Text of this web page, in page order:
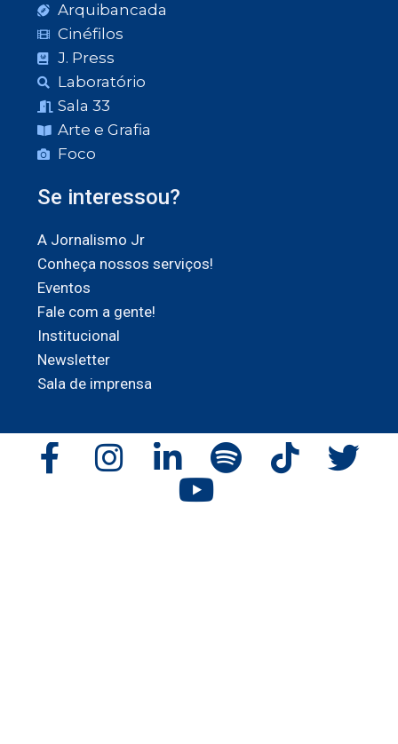
Arquibancada
Cinéfilos
J. Press
Laboratório
Sala 33
Arte e Grafia
Foco
Se interessou?
A Jornalismo Jr
Conheça nossos serviços!
Eventos
Fale com a gente!
Institucional
Newsletter
Sala de imprensa